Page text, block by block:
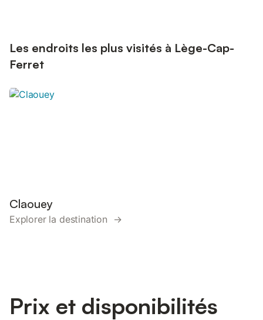
Les endroits les plus visités à Lège-Cap-
Ferret
Claouey
Explorer la destination →
Prix et disponibilités